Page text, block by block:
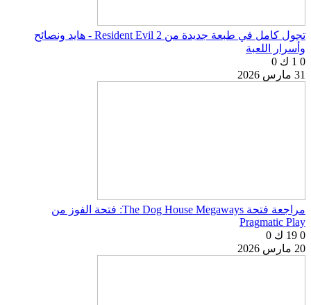
تجول كامل في طبعة جديدة من Resident Evil 2 - هايد ونصائح
وأسرار اللعبة
0 1 ك
0
31 مارس 2026
مراجعة فتحة The Dog House Megaways: فتحة الفوز من
Pragmatic Play
0 19 ك
0
20 مارس 2026